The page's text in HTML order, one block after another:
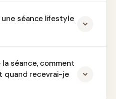
séance lifestyle
séance, comment
quand recevrai-je